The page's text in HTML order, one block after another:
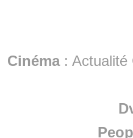
Cinéma: Actualité